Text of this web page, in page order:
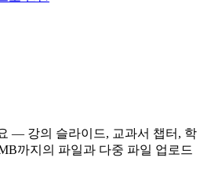
— 강의 슬라이드, 교과서 챕터, 학
까지의 파일과 다중 파일 업로드